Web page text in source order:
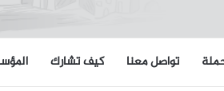
تواصل معنا كيف تشارك